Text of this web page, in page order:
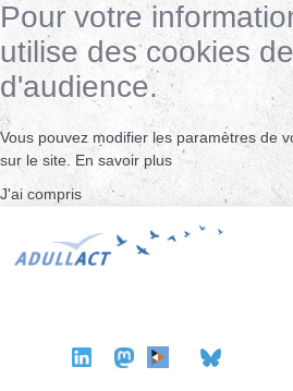
Pour votre
utilise des cookies
d'audience.
Vous pouvez modifier les paramètres de
sur le site. En savoir plus
J'ai compris